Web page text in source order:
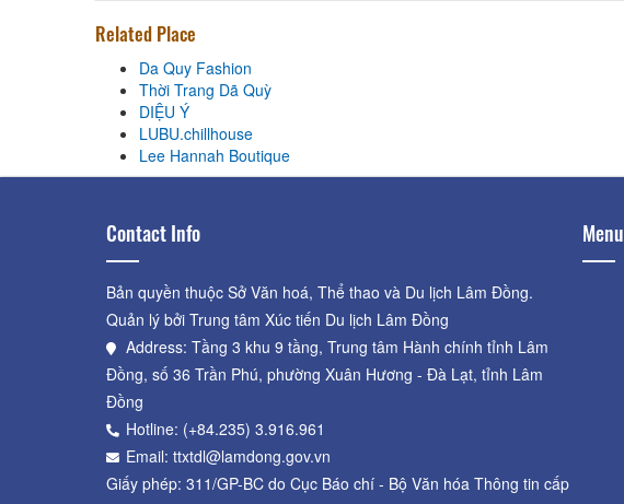
Related Place
Da Quy Fashion
Thời Trang Dã Quỳ
DIỆU Ý
LUBU.chillhouse
Lee Hannah Boutique
Contact Info
Bản quyền thuộc Sở Văn hoá, Thể thao và Du lịch Lâm Đồng.
Quản lý bởi Trung tâm Xúc tiến Du lịch Lâm Đồng
Address: Tầng 3 khu 9 tầng, Trung tâm Hành chính tỉnh Lâm
Đồng, số 36 Trần Phú, phường Xuân Hương - Đà Lạt, tỉnh Lâm
Đồng
Hotline: (+84.235) 3.916.961
Email: ttxtdl@lamdong.gov.vn
Giấy phép: 311/GP-BC do Cục Báo chí - Bộ Văn hóa Thông tin cấp
Menu